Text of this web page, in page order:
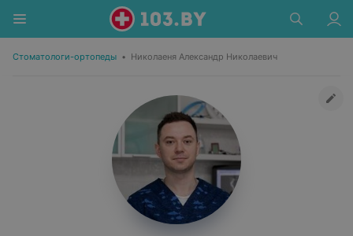
Стоматологи-ортопеды • Николаеня Александр Николаевич